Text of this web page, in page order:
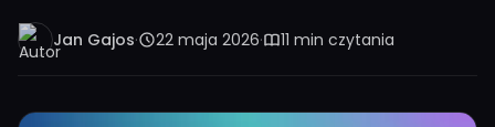
Jan Gajos· 22 maja 2026· 11 min czytania